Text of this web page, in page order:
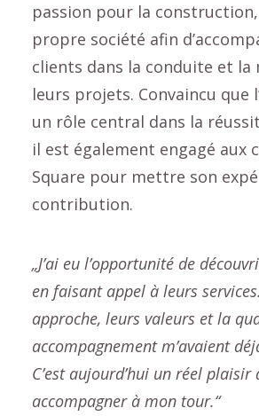
passion pour la
propre société afin
clients dans la conduite et la
leurs projets. Convaincu que
un rôle central dans la
il est également engagé aux
Square pour mettre son
contribution.
„J’ai eu l’opportunité de
en faisant appel à leurs
approche, leurs valeurs et la
accompagnement m’avaient
C’est aujourd’hui un réel
accompagner à mon tour.“